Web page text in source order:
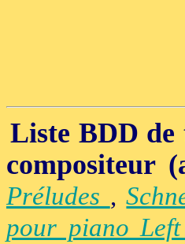
Liste BDD de
compositeur
Préludes ,
pour piano